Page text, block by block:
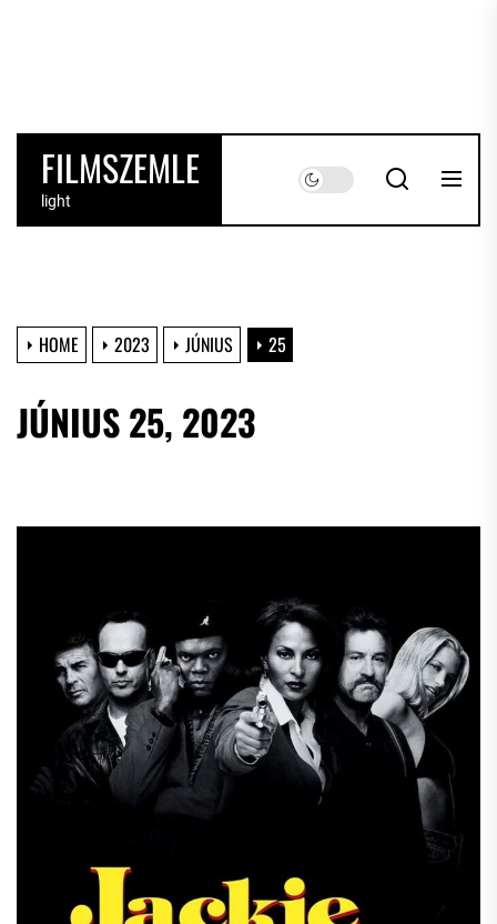
FILMSZEMLE
light
HOME 2023 JÚNIUS 25
JÚNIUS 25, 2023